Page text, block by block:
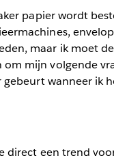
papier wordt
maar ik moet
om mijn volgende
gebeurt wanneer ik
direct een trend